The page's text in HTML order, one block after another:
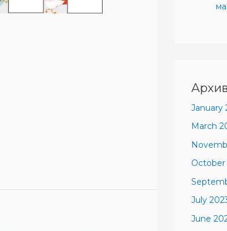
January
March
October
July
June